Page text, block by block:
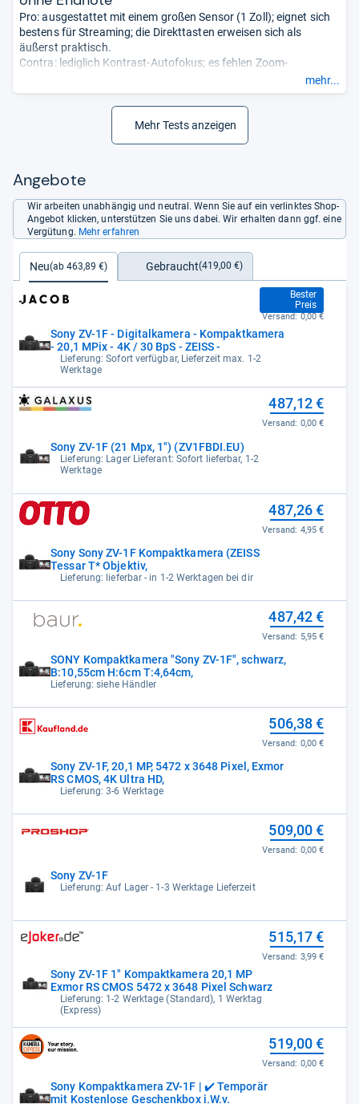
Pro: ausgestattet mit einem großen Sensor (1 Zoll); eignet sich
bestens für Streaming; die Direkttasten erweisen sich als
äußerst praktisch.
Contra: lediglich Kontrast-Autofokus; es fehlen Zoom-
Möglichkeit (optisch) und die Funktion der RAW-Bilder; lediglich
Zubehörschuh (nicht für einen Blitz
- Zusammengefasst durch unsere Redaktion.
mehr...
Mehr Tests anzeigen
Angebote
Wir arbeiten unabhängig und neutral. Wenn Sie auf ein verlinktes Shop-
Angebot klicken, unterstützen Sie uns dabei. Wir erhalten dann ggf. eine
Vergütung. Mehr erfahren
Neu(ab 463,89 €) Gebraucht(419,00 €)
Sony ZV-1F - Digitalkamera - Kompaktkamera
- 20,1 MPix - 4K / 30 BpS - ZEISS -
Lieferung: Sofort verfügbar, Lieferzeit max. 1-2
Werktage
Bester
Preis
463,89 €
Versand: 0,00 €
Sony ZV-1F (21 Mpx, 1") (ZV1FBDI.EU)
Lieferung: Lager Lieferant: Sofort lieferbar, 1-2
Werktage
487,12 €
Versand: 0,00 €
Sony Sony ZV-1F Kompaktkamera (ZEISS
Tessar T* Objektiv,
Lieferung: lieferbar - in 1-2 Werktagen bei dir
487,26 €
Versand: 4,95 €
SONY Kompaktkamera "Sony ZV-1F", schwarz,
B:10,55cm H:6cm T:4,64cm,
Lieferung: siehe Händler
487,42 €
Versand: 5,95 €
Sony ZV-1F, 20,1 MP, 5472 x 3648 Pixel, Exmor
RS CMOS, 4K Ultra HD,
Lieferung: 3-6 Werktage
506,38 €
Versand: 0,00 €
Sony ZV-1F
Lieferung: Auf Lager - 1-3 Werktage Lieferzeit
509,00 €
Versand: 0,00 €
Sony ZV-1F 1" Kompaktkamera 20,1 MP
Exmor RS CMOS 5472 x 3648 Pixel Schwarz
Lieferung: 1-2 Werktage (Standard), 1 Werktag
(Express)
515,17 €
Versand: 3,99 €
Sony Kompaktkamera ZV-1F | ✔️ Temporär
mit Kostenlose Geschenkbox i.W.v.
519,00 €
Versand: 0,00 €